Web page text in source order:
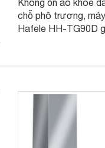
chỗ phô trương,
Hafele HH-TG90D
đi tìm hiểu chi tiết